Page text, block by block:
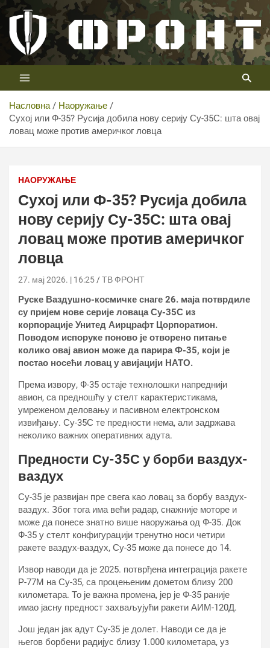
Скип
цонтент
Телевизија ФРОНТ
Први војни канал у Србији
Насловна
Наоружање
Сухој или Ф-35? Русија добила нову серију Су-35С: шта овај
ловац може против америчког ловца
НАОРУЖАЊЕ
Сухој или Ф-35? Русија добила
нову серију Су-35С: шта овај
ловац може против америчког
ловца
27. мај 2026. | 16:25 ТВ ФРОНТ
Руске Ваздушно-космичке снаге 26. маја потврдиле
су пријем нове серије ловаца Су-35С из
корпорације Унитед Аирцрафт Цорпоратион.
Поводом испоруке поново је отворено питање
колико овај авион може да парира Ф-35, који је
постао носећи ловац у авијацији НАТО.
Према извору, Ф-35 остаје технолошки напреднији
авион, са предношћу у стелт карактеристикама,
умреженом деловању и пасивном електронском
извиђању. Су-35С те предности нема, али задржава
неколико важних оперативних адута.
Предности Су-35С у борби ваздух-
ваздух
Су-35 је развијан пре свега као ловац за борбу ваздух-
ваздух. Због тога има већи радар, снажније моторе и
може да понесе знатно више наоружања од Ф-35. Док
Ф-35 у стелт конфигурацији тренутно носи четири
ракете ваздух-ваздух, Су-35 може да понесе до 14.
Извор наводи да је 2025. потврђена интеграција ракете
Р-77М на Су-35, са процењеним дометом близу 200
километара. То је важна промена, јер је Ф-35 раније
имао јасну предност захваљујући ракети АИМ-120Д.
Још један јак адут Су-35 је долет. Наводи се да је
његов борбени радијус близу 1.000 километара, уз